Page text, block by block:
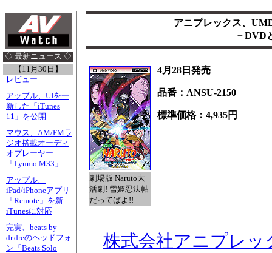
◇ 最新ニュース ◇
【11月30日】
レビュー
アップル、UIを一
新した「iTunes
11」を公開
マウス、AM/FMラ
ジオ搭載オーディ
オプレーヤー
「Lyumo M33」
アップル、
iPad/iPhoneアプリ
「Remote」を新
iTunesに対応
完実、beats by
dr.dreのヘッドフォ
ン「Beats Solo
アニプレックス、
－DVD
劇場版 Naruto大
活劇! 雪姫忍法帖
だってばよ!!
4月28日発売
品番：ANSU-2150
標準価格：4,935円
株式会社アニプレッ